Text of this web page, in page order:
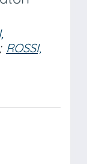
ROSSI,